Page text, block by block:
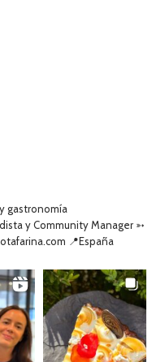
gastronomía
y Community Manager ➳
📍España